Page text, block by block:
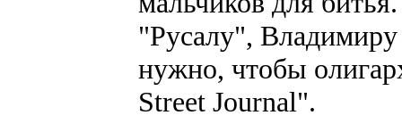
"Русалу",
нужно, чтобы
Street Journal".